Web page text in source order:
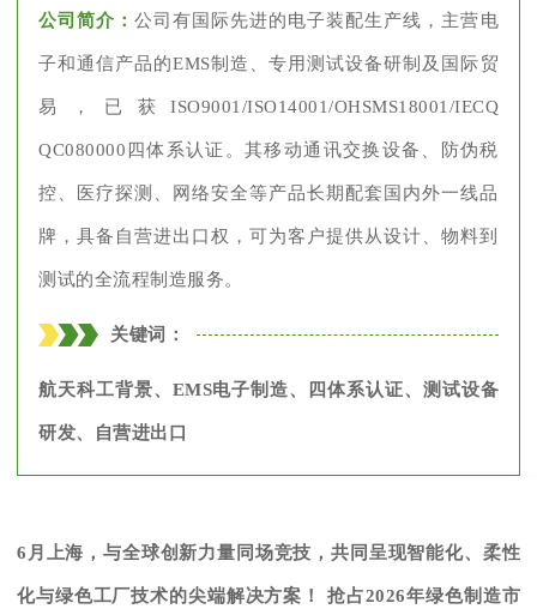
公司简介：公司有国际先进的电子装配生产线，主营电
子和通信产品的EMS制造、专用测试设备研制及国际贸
易，已获ISO9001/ISO14001/OHSMS18001/IECQ
QC080000四体系认证。其移动通讯交换设备、防伪税
控、医疗探测、网络安全等产品长期配套国内外一线品
牌，具备自营进出口权，可为客户提供从设计、物料到
测试的全流程制造服务。
关键词：
航天科工背景、EMS电子制造、四体系认证、测试设备
研发、自营进出口
6月上海，与全球创新力量同场竞技，共同呈现智能化、柔性
化与绿色工厂技术的尖端解决方案！ 抢占2026年绿色制造市